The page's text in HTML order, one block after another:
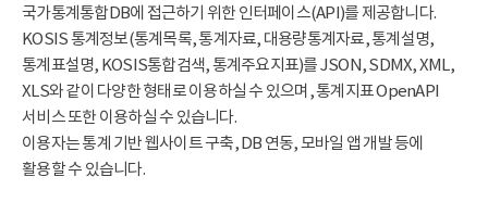
국가통계통합DB에 접근하기 위한 인터페이스(API)를 제공합니다.
KOSIS 통계정보(통계목록, 통계자료, 대용량통계자료, 통계설명,
통계표설명, KOSIS통합검색, 통계주요지표)를 JSON, SDMX, XML,
XLS와 같이 다양한 형태로 이용하실 수 있으며, 통계지표 OpenAPI
서비스 또한 이용하실 수 있습니다.
이용자는 통계 기반 웹사이트 구축, DB 연동, 모바일 앱 개발 등에
활용할 수 있습니다.